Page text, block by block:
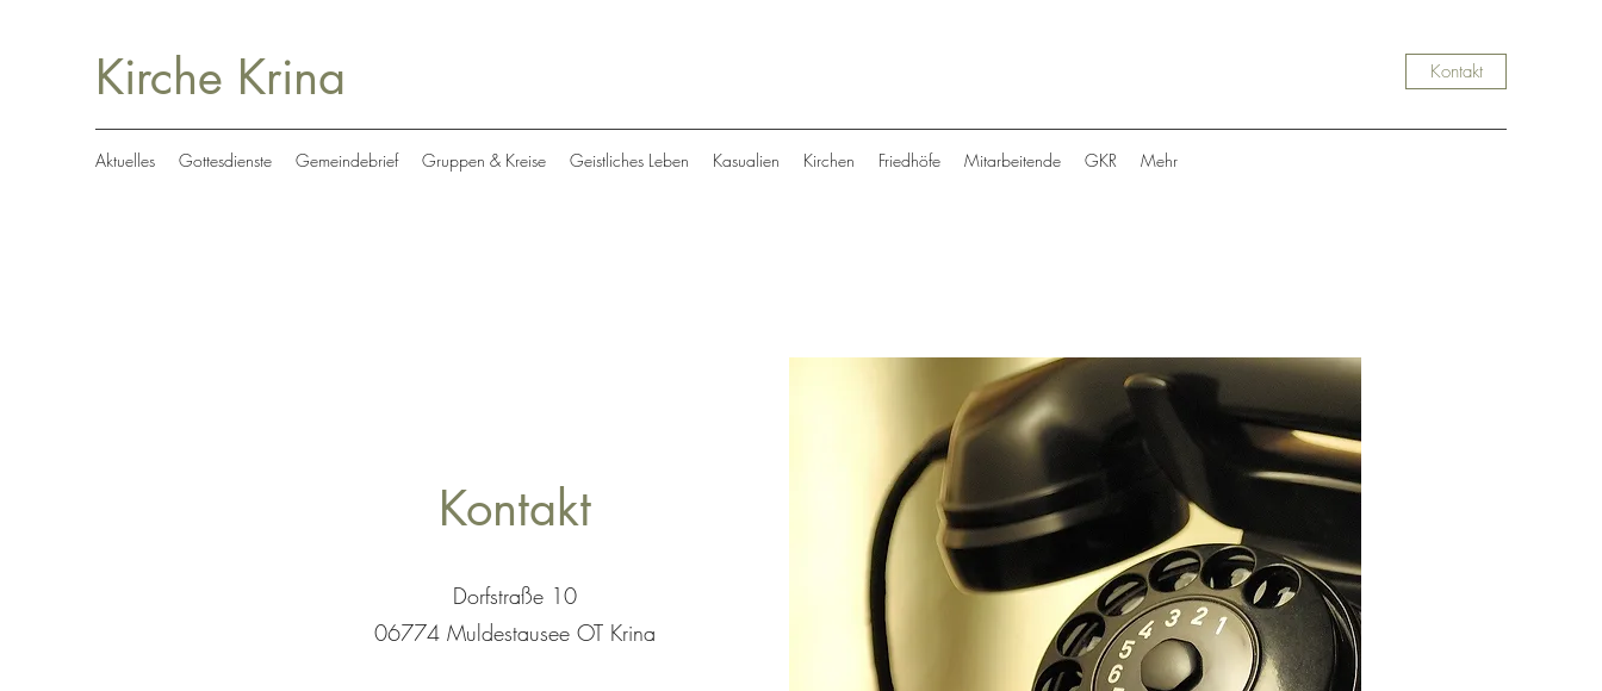
Kirche Krina Kontakt
Aktuelles Gottesdienste Gemeindebrief Gruppen & Kreise Geistliches Leben Kasualien Kirchen Friedhöfe Mitarbeitende GKR Mehr
Kontakt
Dorfstraße 10
06774 Muldestausee OT Krina